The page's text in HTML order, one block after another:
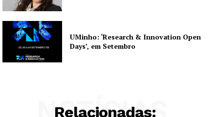
UMinho: ‘Research & Innovation Open
Days’, em Setembro
Relacionadas: